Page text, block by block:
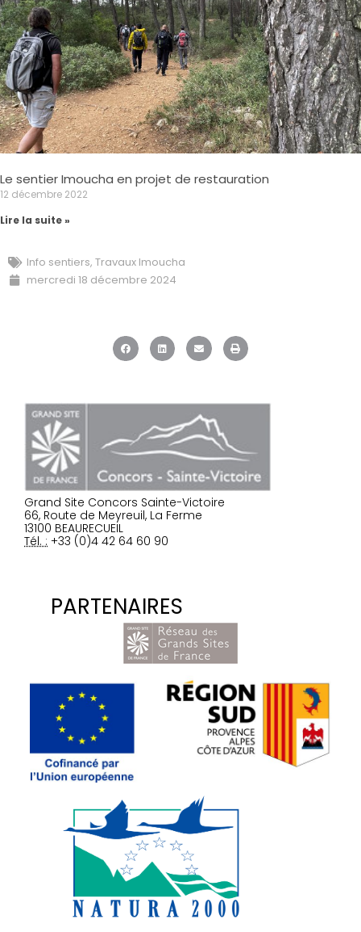
Le sentier Imoucha en projet de restauration
12 décembre 2022
Lire la suite »
Info sentiers, Travaux Imoucha
mercredi 18 décembre 2024
Grand Site Concors Sainte-Victoire
66, Route de Meyreuil, La Ferme
13100 BEAURECUEIL
Tél. : +33 (0)4 42 64 60 90
PARTENAIRES